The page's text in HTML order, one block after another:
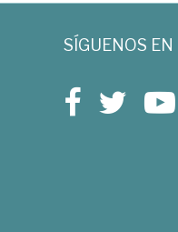
SÍGUENOS EN